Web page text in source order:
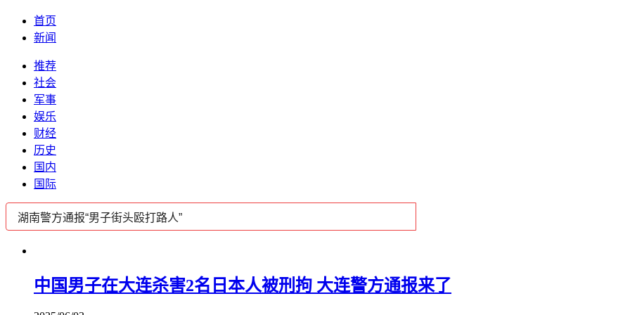
首页
新闻
推荐
社会
军事
娱乐
财经
历史
国内
国际
中国男子在大连杀害2名日本人被刑拘 大连警方通报来了